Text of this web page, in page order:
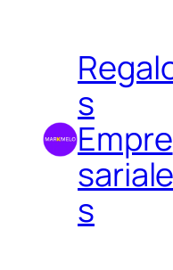
contenido
s
Empre
sariale
s